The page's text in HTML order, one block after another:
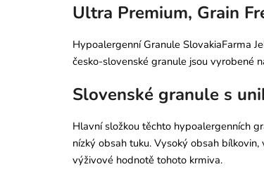
Ultra Premium, Grain
Hypoalergenní Granule SlovakiaFarma
česko-slovenské granule jsou vyrobené
Slovenské granule s
Hlavní složkou těchto hypoalergenních
nízký obsah tuku. Vysoký obsah
výživové hodnotě tohoto krmiva.